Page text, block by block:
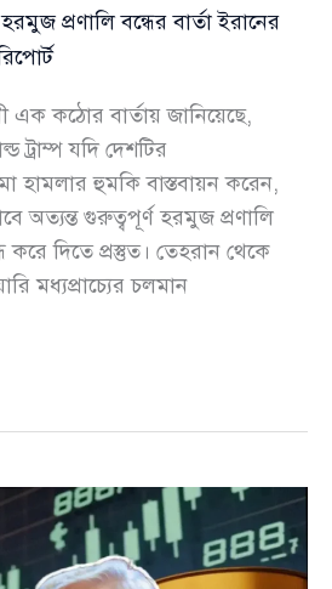
প্রণালি বন্ধের বার্তা ইরানের
এক কঠোর বার্তায় জানিয়েছে,
ট্রাম্প যদি দেশটির
হামলার হুমকি বাস্তবায়ন করেন,
অত্যন্ত গুরুত্বপূর্ণ হরমুজ প্রণালি
করে দিতে প্রস্তুত। তেহরান থেকে
মধ্যপ্রাচ্যের চলমান